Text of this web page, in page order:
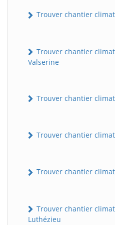
Trouver chantier
Trouver chantier
Valserine
Trouver chantier
Trouver chantier
Trouver chantier
Trouver chantier
Luthézieu